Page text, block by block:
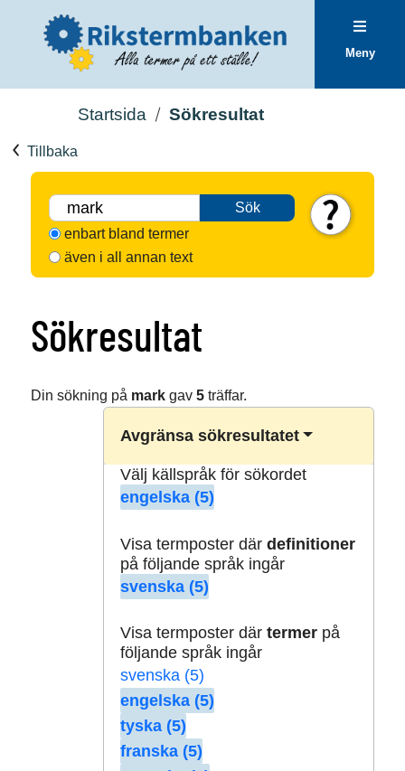
Meny
Startsida Sökresultat
Tillbaka
Sök
enbart bland termer
även i all annan text
Sökresultat
Din sökning på markgav 5träffar.
Avgränsa sökresultatet
Välj källspråk för sökordet
engelska (5)
Visa termposter där definitioner
på följande språk ingår
svenska (5)
Visa termposter där termerpå
följande språk ingår
svenska (5)
engelska (5)
tyska (5)
franska (5)